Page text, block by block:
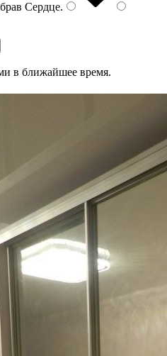
Сердце.
в ближайшее время.